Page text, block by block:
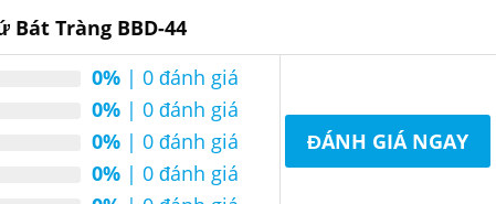
Đặc tính
An toàn sức khỏe, thân thiện với
môi trường
Thùng carton tiêu chuẩn, hộp quà
Tràng BBD-44
0%| 0 đánh giá
0%| 0 đánh giá
0%| 0 đánh giá
0%| 0 đánh giá
ĐÁNH GIÁ NGAY